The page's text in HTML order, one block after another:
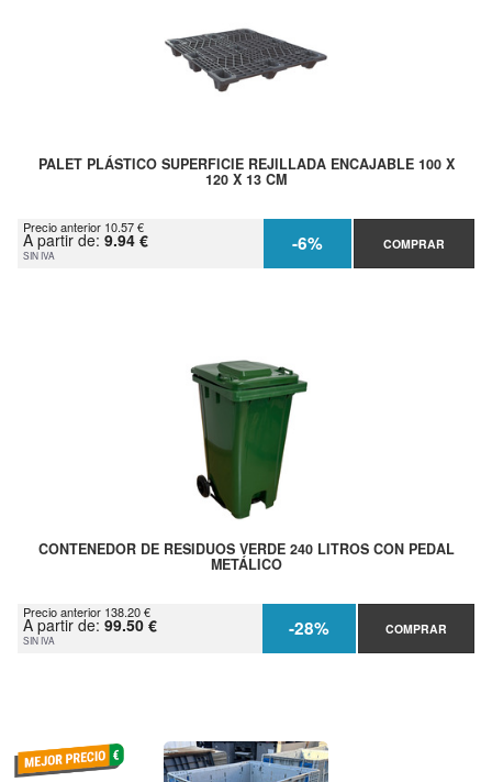
PALET PLÁSTICO SUPERFICIE REJILLADA ENCAJABLE 100 X
120 X 13 CM
Precio anterior 10.57 €
A partir de: 9.94 €
SIN IVA -6% COMPRAR
CONTENEDOR DE RESIDUOS VERDE 240 LITROS CON PEDAL
METÁLICO
Precio anterior 138.20 €
A partir de: 99.50 €
SIN IVA -28% COMPRAR